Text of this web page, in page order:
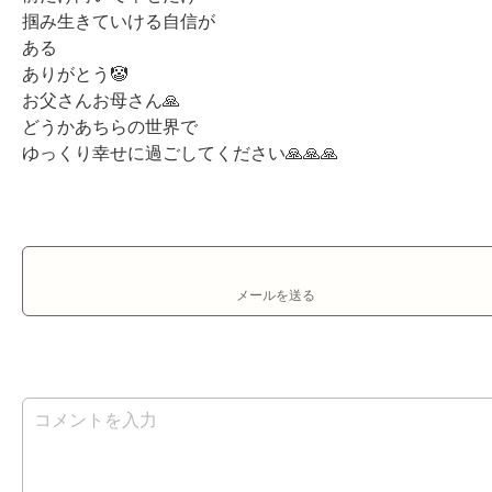
掴み生きていける自信が
ある
ありがとう🤡
お父さんお母さん🙏
どうかあちらの世界で
ゆっくり幸せに過ごしてください🙏🙏🙏
メールを送る